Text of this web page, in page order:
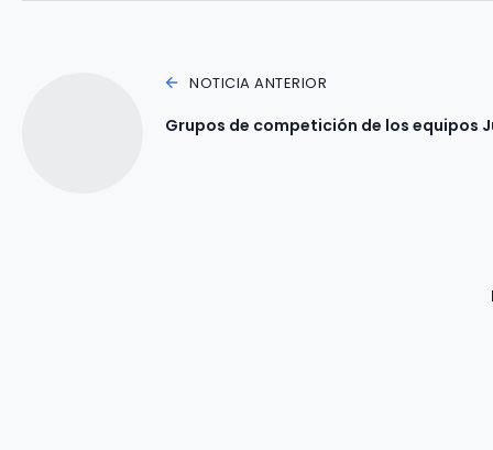
NOTICIA ANTERIOR
Grupos de competición de los equipos